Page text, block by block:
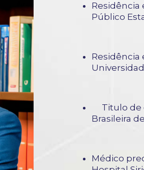
Residência
Público
Residência
Titulo de
Brasileira
Médico